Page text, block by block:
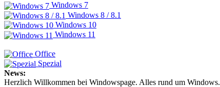
Windows 7
Windows 8 / 8.1
Windows 10
Windows 11
Office
Spezial
News:
Herzlich Willkommen bei Windowspage. Alles rund um Windows.